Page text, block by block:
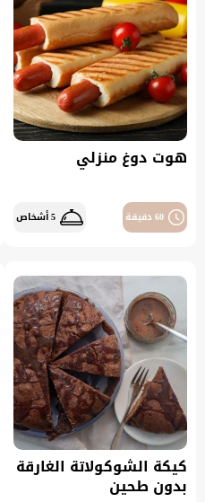
هوت دوغ منزلي
60 دقيقة 5 أشخاص
كيكة الشوكولاتة الغارقة
بدون طحين